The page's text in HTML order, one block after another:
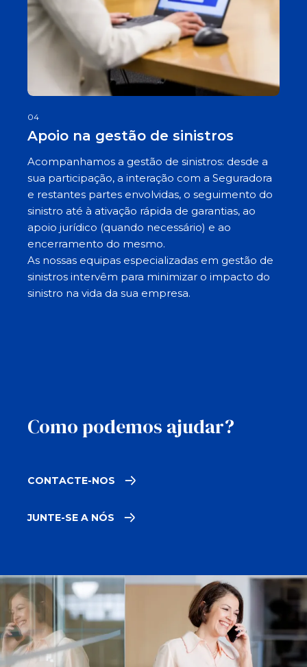
04
Apoio na gestão de sinistros
Acompanhamos a gestão de sinistros: desde a
sua participação, a interação com a Seguradora
e restantes partes envolvidas, o seguimento do
sinistro até à ativação rápida de garantias, ao
apoio jurídico (quando necessário) e ao
encerramento do mesmo.
As nossas equipas especializadas em gestão de
sinistros intervêm para minimizar o impacto do
sinistro na vida da sua empresa.
Como podemos ajudar?
CONTACTE-NOS
JUNTE-SE A NÓS